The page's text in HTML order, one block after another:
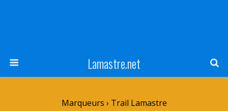
Lamastre.net
Marqueurs › Trail Lamastre